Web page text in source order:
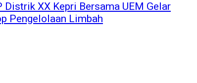
Distrik XX Kepri Bersama UEM Gelar
Pengelolaan Limbah